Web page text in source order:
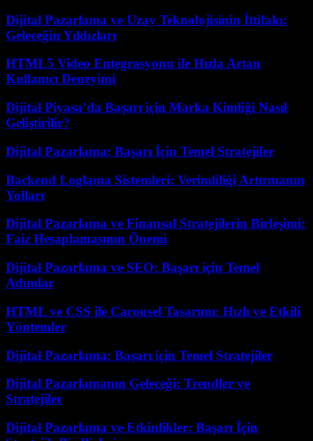
Dijital Pazarlama ve Uzay Teknolojisinin İttifakı:
Geleceğin Yıldızları
HTML5 Video Entegrasyonu ile Hızla Artan
Kullanıcı Deneyimi
Dijital Piyasa’da Başarı için Marka Kimliği Nasıl
Geliştirilir?
Dijital Pazarlama: Başarı İçin Temel Stratejiler
Backend Loglama Sistemleri: Verimliliği Artırmanın
Yolları
Dijital Pazarlama ve Finansal Stratejilerin Birleşimi:
Faiz Hesaplamasının Önemi
Dijital Pazarlama ve SEO: Başarı için Temel
Adımlar
HTML ve CSS ile Carousel Tasarımı: Hızlı ve Etkili
Yöntemler
Dijital Pazarlama: Başarı için Temel Stratejiler
Dijital Pazarlamanın Geleceği: Trendler ve
Stratejiler
Dijital Pazarlama ve Etkinlikler: Başarı İçin